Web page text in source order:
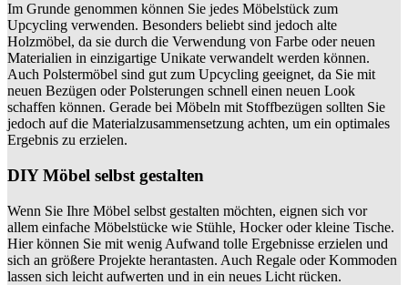
Im Grunde genommen können Sie jedes Möbelstück zum
Upcycling verwenden. Besonders beliebt sind jedoch alte
Holzmöbel, da sie durch die Verwendung von Farbe oder neuen
Materialien in einzigartige Unikate verwandelt werden können.
Auch Polstermöbel sind gut zum Upcycling geeignet, da Sie mit
neuen Bezügen oder Polsterungen schnell einen neuen Look
schaffen können. Gerade bei Möbeln mit Stoffbezügen sollten Sie
jedoch auf die Materialzusammensetzung achten, um ein optimales
Ergebnis zu erzielen.
DIY Möbel selbst gestalten
Wenn Sie Ihre Möbel selbst gestalten möchten, eignen sich vor
allem einfache Möbelstücke wie Stühle, Hocker oder kleine Tische.
Hier können Sie mit wenig Aufwand tolle Ergebnisse erzielen und
sich an größere Projekte herantasten. Auch Regale oder Kommoden
lassen sich leicht aufwerten und in ein neues Licht rücken.